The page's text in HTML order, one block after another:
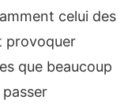
celui des
provoquer
que beaucoup